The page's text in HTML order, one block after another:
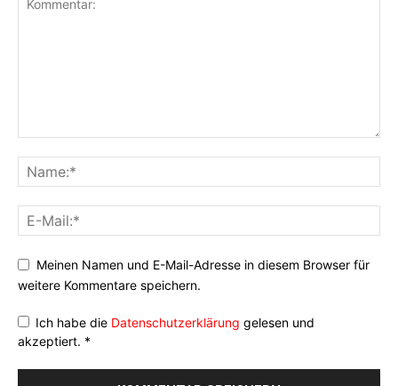
Meinen Namen und E-Mail-Adresse in diesem Browser für
weitere Kommentare speichern.
Ich habe die Datenschutzerklärung gelesen und
akzeptiert. *